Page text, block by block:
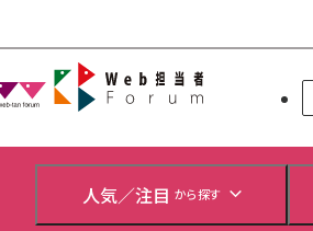
Web担当者
人気／注目 から探す